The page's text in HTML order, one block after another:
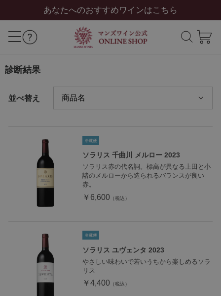
あなたへのおすすめワインはこちら
診断結果
並べ替え
ソラリス 千曲川 メルロー 2023
ソラリス赤の代名詞。標高が異なる上田と小
諸のメルローから造られるバランスが良い
赤。
￥6,600
ソラリス ユヴェンタ 2023
やさしい味わいで若いうちから楽しめるソラ
リス
￥4,400